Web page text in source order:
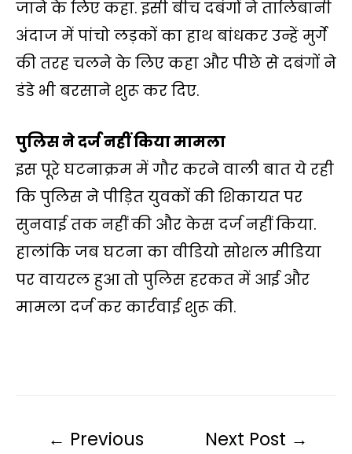
जाने के लिए कहा. इसी बीच दबंगों ने तालिबानी
अंदाज में पांचो लड़कों का हाथ बांधकर उन्हें मुर्गे
की तरह चलने के लिए कहा और पीछे से दबंगों ने
डंडे भी बरसाने शुरू कर दिए.
पुलिस ने दर्ज नहीं किया मामला
इस पूरे घटनाक्रम में गौर करने वाली बात ये रही
कि पुलिस ने पीड़ित युवकों की शिकायत पर
सुनवाई तक नहीं की और केस दर्ज नहीं किया.
हालांकि जब घटना का वीडियो सोशल मीडिया
पर वायरल हुआ तो पुलिस हरकत में आई और
मामला दर्ज कर कार्रवाई शुरू की.
← Previous
Next Post →